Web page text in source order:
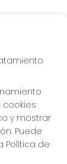
cookies
y mostrar
Puede
Política de